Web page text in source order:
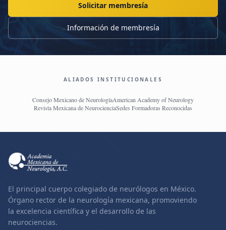
Solicitar membresía
Información de membresía
ALIADOS INSTITUCIONALES
Consejo Mexicano de NeurologíaAmerican Academy of Neurology
Revista Mexicana de NeurocienciaSedes Formadoras Reconocidas
El principal cuerpo colegiado de neurólogos en México.
Órgano rector de la neurología mexicana, promoviendo
la excelencia científica y el desarrollo de las
neurociencias.